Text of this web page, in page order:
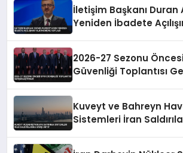
İletişim Başkanı Duran
Yeniden İbadete
2026-27 Sezonu
Güvenliği Toplantısı
Kuveyt ve Bahreyn
Sistemleri İran